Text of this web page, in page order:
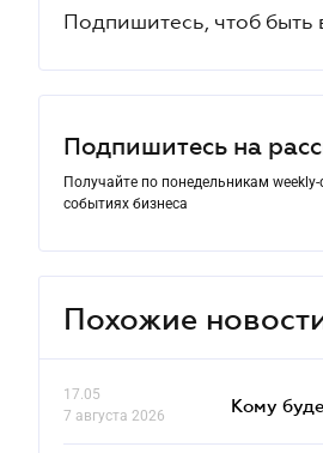
Подпишитесь, чтоб быть
Подпишитесь на
Получайте по понедельникам
событиях бизнеса
Похожие
17.05
7 августа 2026
Кому